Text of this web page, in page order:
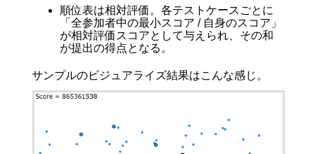
順位表は相対評価。各テストケースごとに
「全参加者中の最小スコア / 自身のスコア」
が相対評価スコアとして与えられ、その和
が提出の得点となる。
サンプルのビジュアライズ結果はこんな感じ。